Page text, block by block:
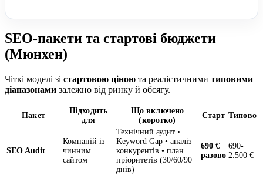
SEO-пакети та стартові бюджети
(Мюнхен)
Чіткі моделі зі стартовою ціною та реалістичними типовими
діапазонами залежно від ринку й обсягу.
Пакет
Підходить
для
Що включено
(коротко)
Старт Типово
SEO Audit
Компаній із
чинним
сайтом
Технічний аудит •
Keyword Gap • аналіз
конкурентів • план
пріоритетів (30/60/90
днів)
690 €
разово
690-
2.500 €